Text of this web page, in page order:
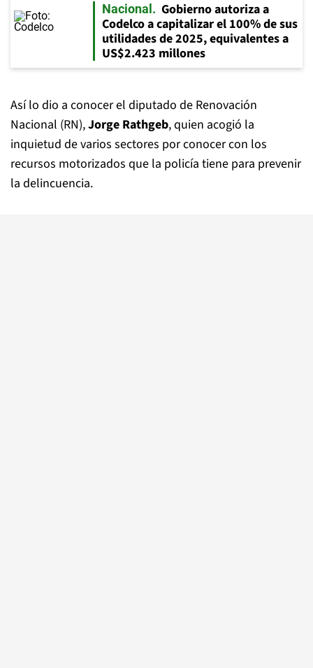
Nacional
Gobierno autoriza a
Codelco a capitalizar el 100% de sus
utilidades de 2025, equivalentes a
US$2.423 millones
Así lo dio a conocer el diputado de Renovación
Nacional (RN),Jorge Rathgeb, quien acogió la
inquietud de varios sectores por conocer con los
recursos motorizados que la policía tiene para prevenir
la delincuencia.